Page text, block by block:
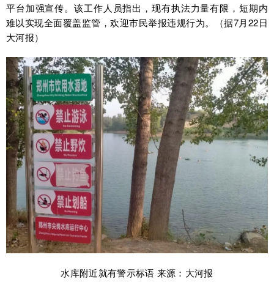
平台加强宣传。该工作人员指出，现有执法力量有限，短期内
难以实现全面覆盖监管，欢迎市民举报违规行为。（据7月22日
大河报）
水库附近就有警示标语 来源：大河报